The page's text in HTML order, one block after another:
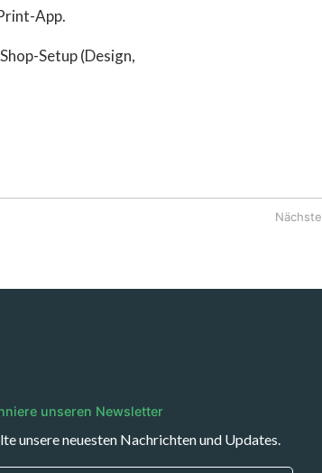
App.
Setup (Design,
Nächste
unseren Newsletter
unsere neuesten Nachrichten und Updates.